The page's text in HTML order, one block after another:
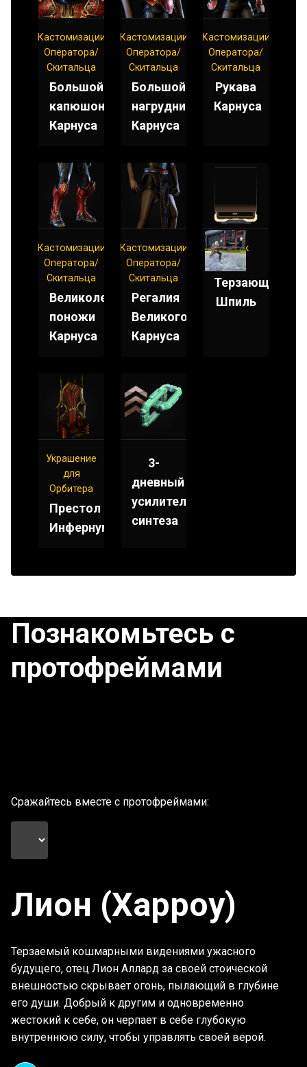
Кастомизации
Оператора/
Скитальца
Большой
капюшон
Карнуса
Кастомизации
Оператора/
Скитальца
Большой
нагрудник
Карнуса
Кастомизации
Оператора/
Скитальца
Рукава
Карнуса
Кастомизации
Оператора/
Скитальца
Великолепные
поножи
Карнуса
Кастомизации
Оператора/
Скитальца
Регалия
Великого
Карнуса
Штык
Мод
Терзающий
Шпиль
Украшение
для
Орбитера
Престол
Инфернум
3-
дневный
усилитель
синтеза
Познакомьтесь с
протофреймами
Сражайтесь вместе с протофреймами:
Лион (Харроу)
Терзаемый кошмарными видениями ужасного
будущего, отец Лион Аллард за своей стоической
внешностью скрывает огонь, пылающий в глубине
его души. Добрый к другим и одновременно
жестокий к себе, он черпает в себе глубокую
внутреннюю силу, чтобы управлять своей верой.